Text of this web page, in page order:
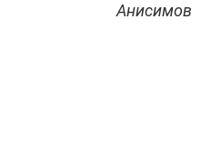
Анисимов